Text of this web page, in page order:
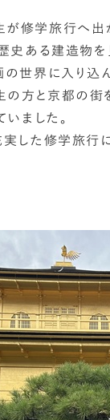
が修学旅行へ出
ある建造物を
世界に入り込
方と京都の街
いました。
した修学旅行に